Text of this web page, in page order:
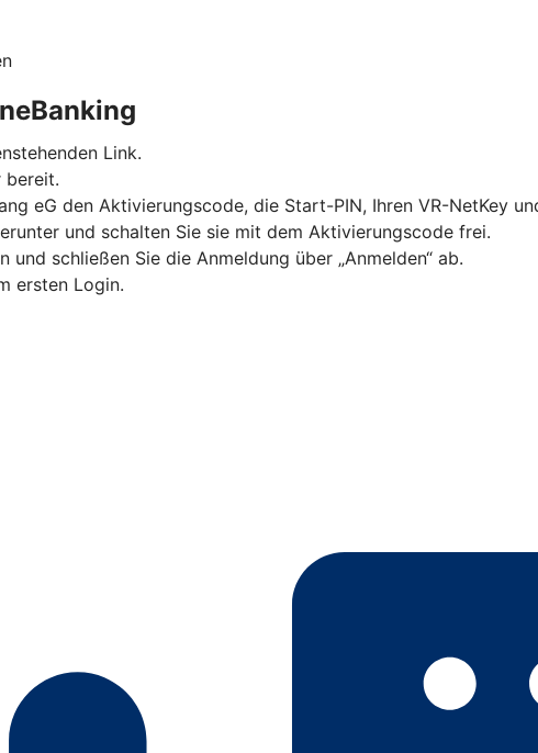
Link.
bereit.
eG den Aktivierungscode, die Start-PIN, Ihren VR-NetKey
und schalten Sie sie mit dem Aktivierungscode frei.
schließen Sie die Anmeldung über „Anmelden“ ab.
ersten Login.